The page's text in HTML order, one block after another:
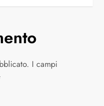
I campi